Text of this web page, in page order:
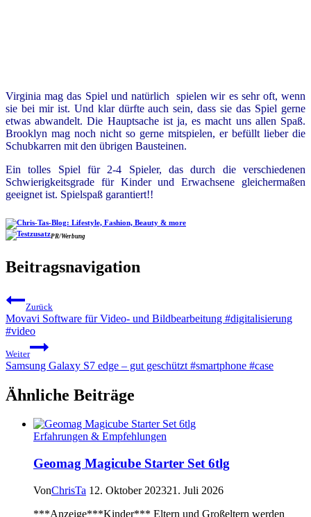
Virginia mag das Spiel und natürlich spielen wir es sehr oft, wenn
sie bei mir ist. Und klar dürfte auch sein, dass sie das Spiel gerne
etwas abwandelt. Die Hauptsache ist ja, es macht uns allen Spaß.
Brooklyn mag noch nicht so gerne mitspielen, er befüllt lieber die
Schubkarren mit den übrigen Bausteinen.
Ein tolles Spiel für 2-4 Spieler, das durch die verschiedenen
Schwierigkeitsgrade für Kinder und Erwachsene gleichermaßen
geeignet ist. Spielspaß garantiert!!
PR/Werbung
Beitragsnavigation
Zurück
Movavi Software für Video- und Bildbearbeitung #digitalisierung
#video
Weiter
Samsung Galaxy S7 edge – gut geschützt #smartphone #case
Ähnliche Beiträge
Erfahrungen & Empfehlungen
Geomag Magicube Starter Set 6tlg
VonChrisTa 12. Oktober 202321. Juli 2026
***Anzeige***Kinder*** Eltern und Großeltern werden